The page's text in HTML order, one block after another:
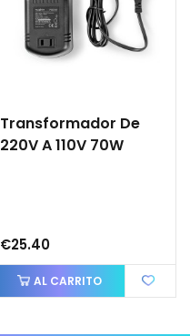
Transformador De
220V A 110V 70W
€25.40
AL CARRITO